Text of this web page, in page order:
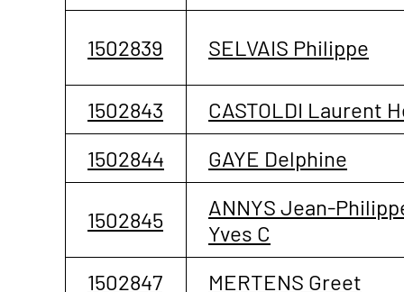
1502839 SELVAIS Philippe
1502843
CASTOLDI Laurent
1502844
GAYE Delphine
1502845
ANNYS Jean-
Yves C
1502847
MERTENS Greet